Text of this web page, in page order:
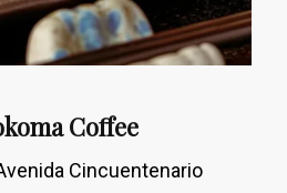
Coffee
Cincuentenario